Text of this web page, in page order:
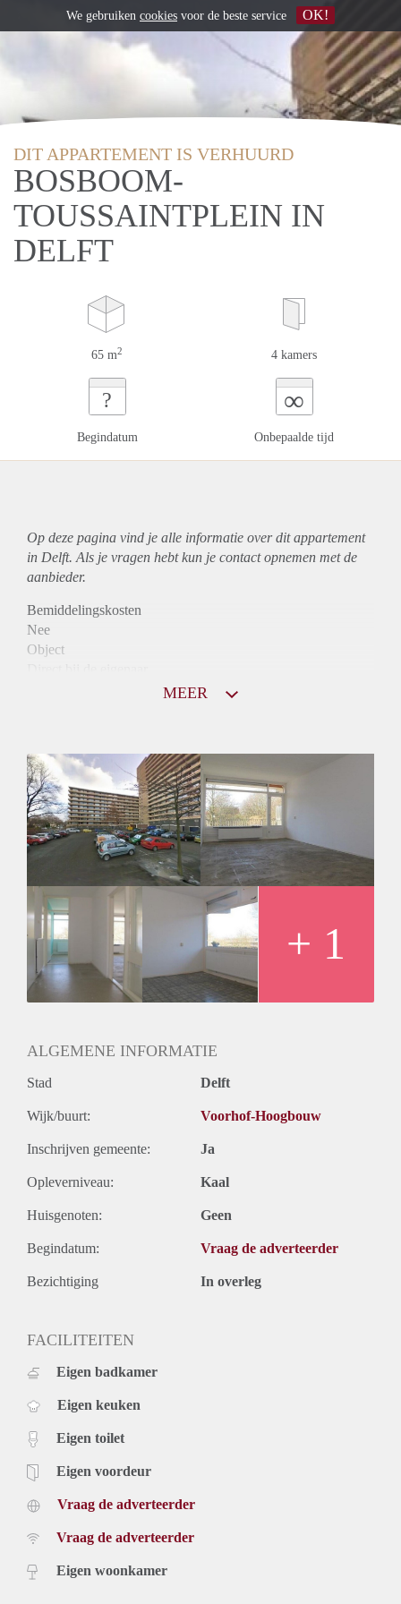
DIT APPARTEMENT IS VERHUURD
BOSBOOM-
TOUSSAINTPLEIN IN
DELFT
65 m2 4 kamers
?
Begindatum
∞
Onbepaalde tijd
Op deze pagina vind je alle informatie over ditappartement
in Delft. Als je vragen hebt kun je contact opnemen met de
aanbieder.
Bemiddelingskosten
Nee
Object
Huurtoeslag
Niet mogelijk
Inkomen eis
3,2 X De bruto Huur
Huurtermijn
Onbepaalde termijn
Oplevering
Kaal
MEER
+ 1
ALGEMENE INFORMATIE
Stad Delft
Wijk/buurt: Voorhof-Hoogbouw
Inschrijven gemeente: Ja
Opleverniveau: Kaal
Huisgenoten: Geen
Begindatum: Vraag de adverteerder
Bezichtiging In overleg
FACILITEITEN
Eigen badkamer
Eigen keuken
Eigen toilet
Eigen voordeur
Vraag de adverteerder
Vraag de adverteerder
Eigen woonkamer
We gebruiken cookies voor de beste service OK!